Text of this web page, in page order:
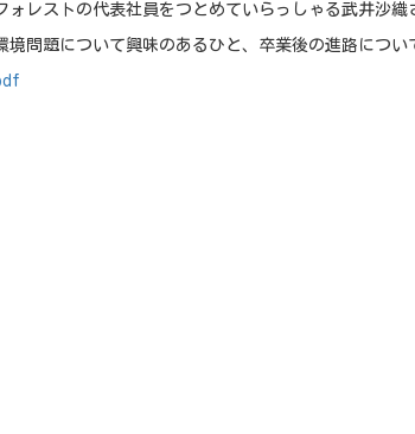
レストの代表社員をつとめていらっしゃる武井沙織
境問題について興味のあるひと、卒業後の進路につい